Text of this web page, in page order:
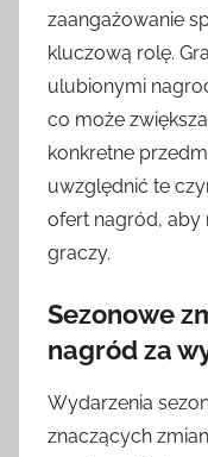
zaangażowanie
kluczową rolę.
ulubionymi
co może
konkretne
uwzględnić te
ofert nagród, aby
graczy.
Sezonowe
nagród za
Wydarzenia
znaczących